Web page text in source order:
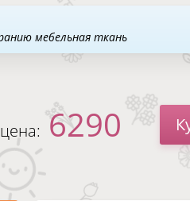
мебельная ткань
цена: 6290